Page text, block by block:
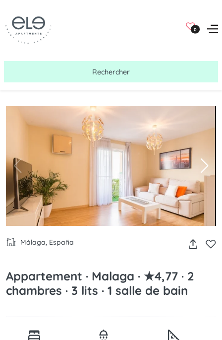
0
Rechercher
Málaga, España
Appartement · Malaga · ★4,77 · 2
chambres · 3 lits · 1 salle de bain